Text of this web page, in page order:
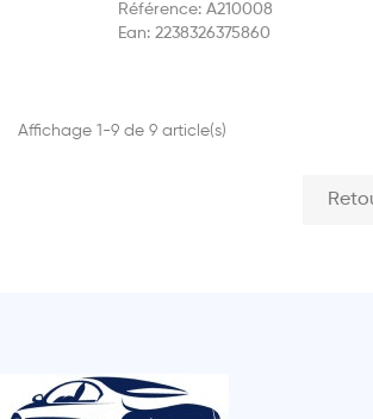
Référence: A210008
Ean: 2238326375860
Affichage 1-9 de 9 article(s)